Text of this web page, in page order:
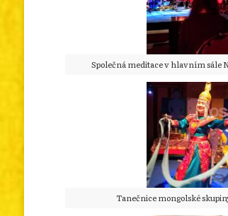
Společná meditace v hlavním sále
Tanečnice mongolské